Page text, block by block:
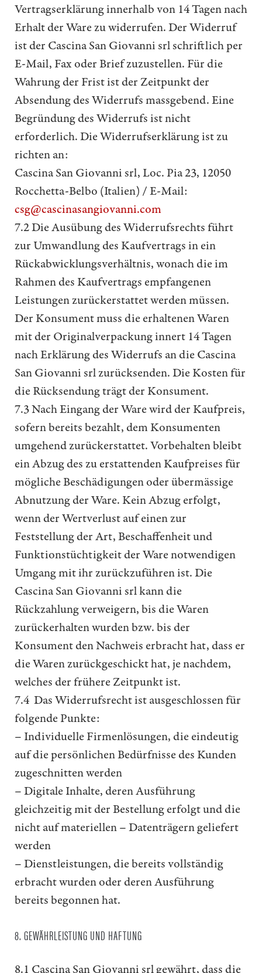
Vertragserklärung innerhalb von 14 Tagen nach
Erhalt der Ware zu widerrufen. Der Widerruf
ist der Cascina San Giovanni srl schriftlich per
E-Mail, Fax oder Brief zuzustellen. Für die
Wahrung der Frist ist der Zeitpunkt der
Absendung des Widerrufs massgebend. Eine
Begründung des Widerrufs ist nicht
erforderlich. Die Widerrufserklärung ist zu
richten an:
Cascina San Giovanni srl, Loc. Pia 23, 12050
Rocchetta-Belbo (Italien) / E-Mail:
csg@cascinasangiovanni.com
7.2 Die Ausübung des Widerrufsrechts führt
zur Umwandlung des Kaufvertrags in ein
Rückabwicklungsverhältnis, wonach die im
Rahmen des Kaufvertrags empfangenen
Leistungen zurückerstattet werden müssen.
Der Konsument muss die erhaltenen Waren
mit der Originalverpackung innert 14 Tagen
nach Erklärung des Widerrufs an die Cascina
San Giovanni srl zurücksenden. Die Kosten für
die Rücksendung trägt der Konsument.
7.3 Nach Eingang der Ware wird der Kaufpreis,
sofern bereits bezahlt, dem Konsumenten
umgehend zurückerstattet. Vorbehalten bleibt
ein Abzug des zu erstattenden Kaufpreises für
mögliche Beschädigungen oder übermässige
Abnutzung der Ware. Kein Abzug erfolgt,
wenn der Wertverlust auf einen zur
Feststellung der Art, Beschaffenheit und
Funktionstüchtigkeit der Ware notwendigen
Umgang mit ihr zurückzuführen ist. Die
Cascina San Giovanni srl kann die
Rückzahlung verweigern, bis die Waren
zurückerhalten wurden bzw. bis der
Konsument den Nachweis erbracht hat, dass er
die Waren zurückgeschickt hat, je nachdem,
welches der frühere Zeitpunkt ist.
7.4 Das Widerrufsrecht ist ausgeschlossen für
folgende Punkte:
– Individuelle Firmenlösungen, die eindeutig
auf die persönlichen Bedürfnisse des Kunden
zugeschnitten werden
– Digitale Inhalte, deren Ausführung
gleichzeitig mit der Bestellung erfolgt und die
nicht auf materiellen – Datenträgern geliefert
werden
– Dienstleistungen, die bereits vollständig
erbracht wurden oder deren Ausführung
bereits begonnen hat.
8. GEWÄHRLEISTUNG UND HAFTUNG
8.1 Cascina San Giovanni srl gewährt, dass die